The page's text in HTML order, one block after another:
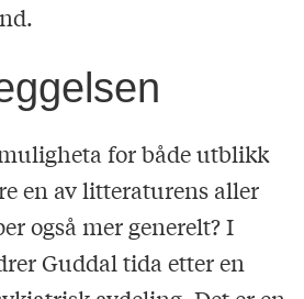
for både utblikk
en av litteraturens aller
også mer generelt? I
Guddal tida etter en